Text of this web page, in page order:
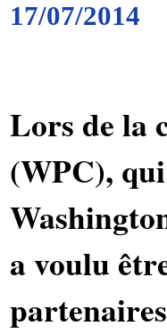
17/07/2014
Lors de la
(WPC),
a voulu